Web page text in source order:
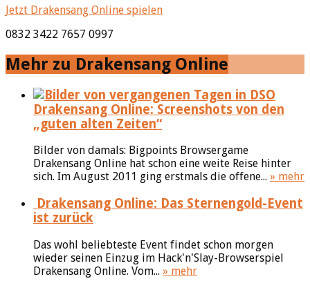
Jetzt Drakensang Online spielen
0832 3422 7657 0997
Mehr zu Drakensang Online
Drakensang Online: Screenshots von den
„guten alten Zeiten“
Bilder von damals: Bigpoints Browsergame
Drakensang Online hat schon eine weite Reise hinter
sich. Im August 2011 ging erstmals die offene... » mehr
Drakensang Online: Das Sternengold-Event
ist zurück
Das wohl beliebteste Event findet schon morgen
wieder seinen Einzug im Hack'n'Slay-Browserspiel
Drakensang Online. Vom... » mehr